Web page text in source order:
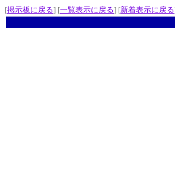
[掲示板に戻る] [一覧表示に戻る] [新着表示に戻る